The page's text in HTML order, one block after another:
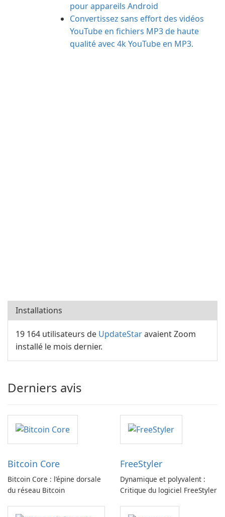
pour appareils Android
Convertissez sans effort des vidéos
YouTube en fichiers MP3 de haute
qualité avec 4k YouTube en MP3.
Installations
19 164 utilisateurs de UpdateStaravaient Zoom
installé le mois dernier.
Derniers avis
Bitcoin Core
Bitcoin Core : l’épine dorsale
du réseau Bitcoin
FreeStyler
Dynamique et polyvalent :
Critique du logiciel FreeStyler